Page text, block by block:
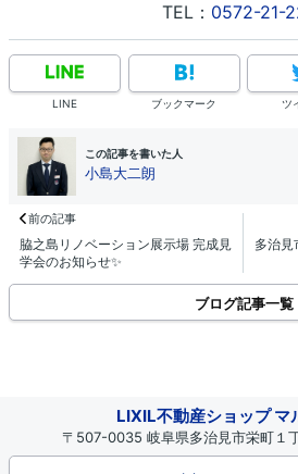
TEL： 0572-21-
LINE ブックマーク ツ
この記事を書いた人
小島大二朗
前の記事
脇之島リノベーション展示場 完成見
学会のお知らせ✨
多治
ブログ記事一覧
LIXIL不動産ショップ マ
〒507-0035 岐阜県多治見市栄町１